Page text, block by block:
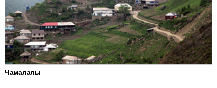
Чамалалы